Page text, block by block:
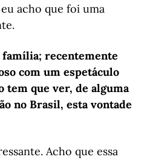
acho que foi uma
família; recentemente
com um espetáculo
tem que ver, de alguma
no Brasil, esta vontade
Acho que essa